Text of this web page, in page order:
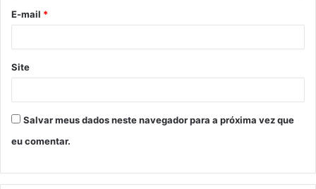
E-mail *
Site
Salvar meus dados neste navegador para a próxima vez que
eu comentar.